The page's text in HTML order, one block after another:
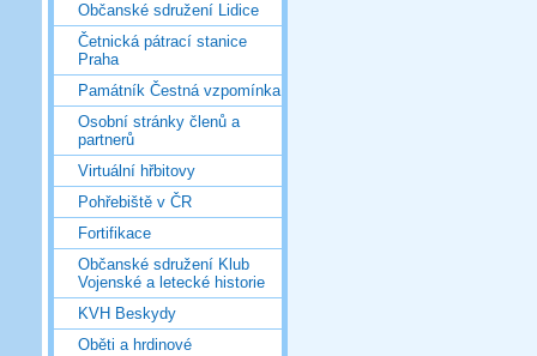
Občanské sdružení Lidice
Četnická pátrací stanice
Praha
Památník Čestná vzpomínka
Osobní stránky členů a
partnerů
Virtuální hřbitovy
Pohřebiště v ČR
Fortifikace
Občanské sdružení Klub
Vojenské a letecké historie
KVH Beskydy
Oběti a hrdinové